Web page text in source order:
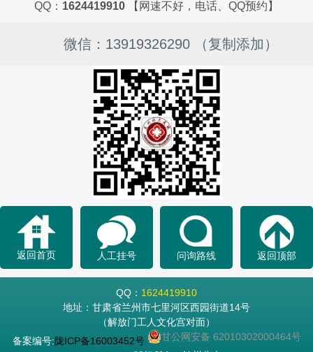
QQ： 1624419910 【网速不好，电话、QQ预约】
微信：13919326290 （复制添加）
返回首页 人工挂号 问询路线 返回顶部
QQ： 1624419910
地址：甘肃省兰州市七里河区西园街道14号
（解放门工人文化宫对面）
备案编号:陇ICP备16003452号
甘公网安备 62010302000464号